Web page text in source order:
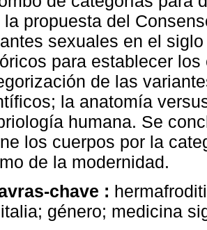
la propuesta del
sexuales en el
para establecer
de las
la anatomía
humana. Se
los cuerpos por la
de la modernidad.
chave :
género; medicina